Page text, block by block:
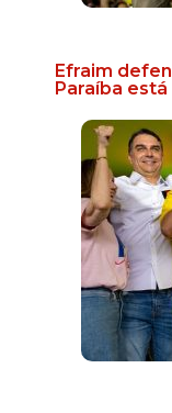
Efraim
Paraíba